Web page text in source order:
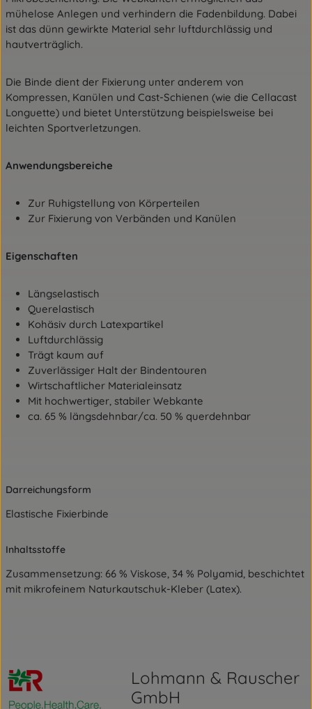
mühelose Anlegen und verhindern die Fadenbildung. Dabei
ist das dünn gewirkte Material sehr luftdurchlässig und
hautverträglich.
Die Binde dient der Fixierung unter anderem von
Kompressen, Kanülen und Cast-Schienen (wie die Cellacast
Longuette) und bietet Unterstützung beispielsweise bei
leichten Sportverletzungen.
Anwendungsbereiche
Zur Ruhigstellung von Körperteilen
Zur Fixierung von Verbänden und Kanülen
Eigenschaften
Längselastisch
Querelastisch
Kohäsiv durch Latexpartikel
Luftdurchlässig
Trägt kaum auf
Zuverlässiger Halt der Bindentouren
Wirtschaftlicher Materialeinsatz
Mit hochwertiger, stabiler Webkante
ca. 65 % längsdehnbar/ca. 50 % querdehnbar
Darreichungsform
Elastische Fixierbinde
Inhaltsstoffe
Zusammensetzung: 66 % Viskose, 34 % Polyamid, beschichtet
mit mikrofeinem Naturkautschuk-Kleber (Latex).
Lohmann & Rauscher
GmbH